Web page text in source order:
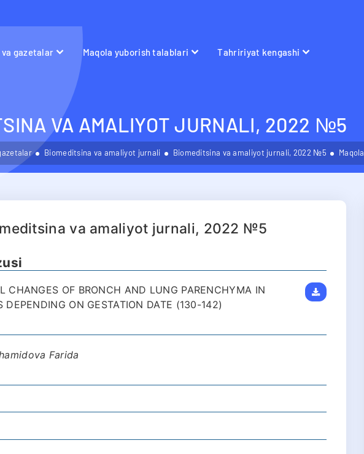
gazetalar Maqola yuborish talablari Tahririyat kengashi
VA AMALIYOT JURNALI, 2022 №5
Biomeditsina va amaliyot jurnali Biomeditsina va amaliyot jurnali, 2022 №5 Maqola
va amaliyot jurnali, 2022 №5
CHANGES OF BRONCH AND LUNG PARENCHYMA IN
DEPENDING ON GESTATION DATE (130-142)
Farida